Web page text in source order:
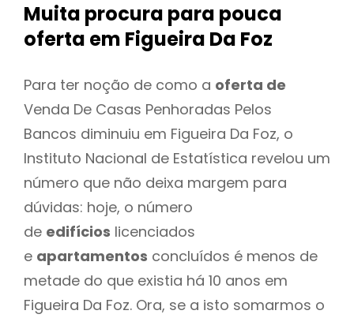
Muita procura para pouca
oferta em Figueira Da Foz
Para ter noção de como a oferta de
Venda De Casas Penhoradas Pelos
Bancos diminuiu em Figueira Da Foz, o
Instituto Nacional de Estatística revelou um
número que não deixa margem para
dúvidas: hoje, o número
de edifícios licenciados
e apartamentos concluídos é menos de
metade do que existia há 10 anos em
Figueira Da Foz. Ora, se a isto somarmos o